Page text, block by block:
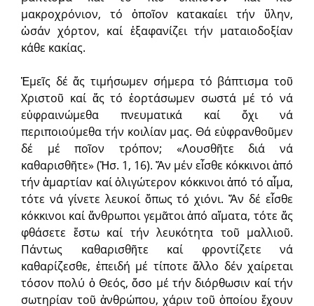
μακροχρόνιον, τό ὁποῖον κατακαίει τήν ὕλην,
ὡσάν χόρτον, καί ἐξαφανίζει τήν ματαιοδοξίαν
κάθε κακίας.
Ἐμεῖς δέ ἄς τιμήσωμεν σήμερα τό βάπτισμα τοῦ
Χριστοῦ καί ἄς τό ἑορτάσωμεν σωστά μέ τό νά
εὐφραινώμεθα πνευματικά καί ὄχι νά
περιποιούμεθα τήν κοιλίαν μας. Θά εὐφρανθοῦμεν
δέ μέ ποῖον τρόπον; «Λουσθῆτε διά νά
καθαρισθῆτε» (Ἠσ. 1, 16). Ἄν μέν εἶσθε κόκκινοι ἀπό
τήν ἁμαρτίαν καί ὀλιγώτερον κόκκινοι ἀπό τό αἷμα,
τότε νά γίνετε λευκοί ὅπως τό χιόνι. Ἄν δέ εἶσθε
κόκκινοι καί ἄνθρωποι γεμᾶτοι ἀπό αἵματα, τότε ἄς
φθάσετε ἔστω καί τήν λευκότητα τοῦ μαλλιοῦ.
Πάντως καθαρισθῆτε καί φροντίζετε νά
καθαρίζεσθε, ἐπειδή μέ τίποτε ἄλλο δέν χαίρεται
τόσον πολύ ὁ Θεός, ὅσο μέ τήν διόρθωσιν καί τήν
σωτηρίαν τοῦ ἀνθρώπου, χάριν τοῦ ὁποίου ἔχουν